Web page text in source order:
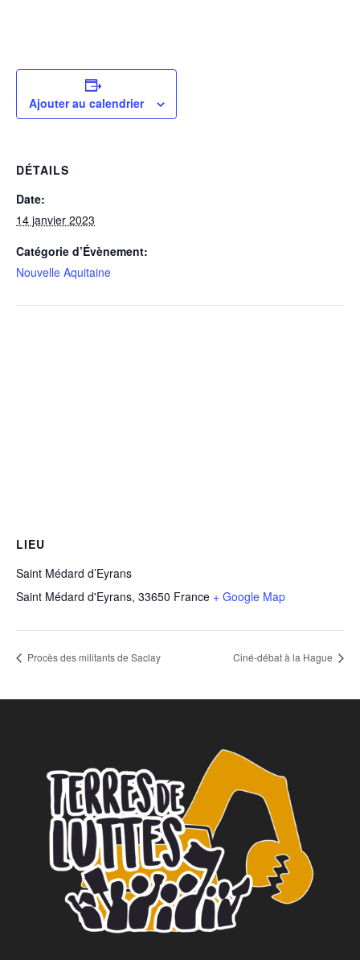
Ajouter au calendrier
DÉTAILS
Date:
14 janvier 2023
Catégorie d’Évènement:
Nouvelle Aquitaine
LIEU
Saint Médard d’Eyrans
Saint Médard d'Eyrans, 33650 France + Google Map
Procès des militants de Saclay Ciné-débat à la Hague